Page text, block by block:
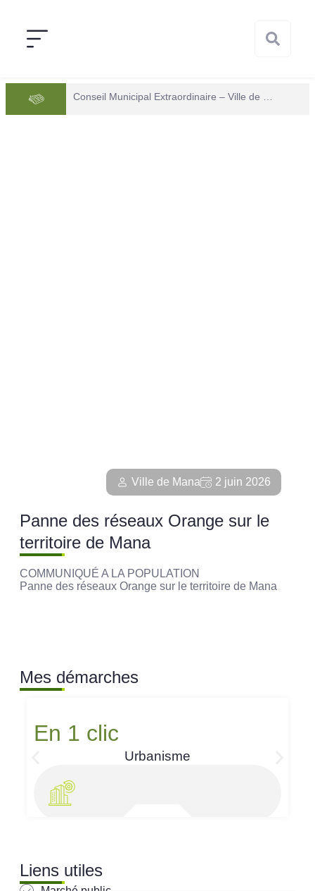
Ville de Mana 2 juin 2026
Panne des réseaux Orange sur le
territoire de Mana
COMMUNIQUÉ A LA POPULATION
Panne des réseaux Orange sur le territoire de Mana
Mes démarches
En 1 clic
Urbanisme
Liens utiles